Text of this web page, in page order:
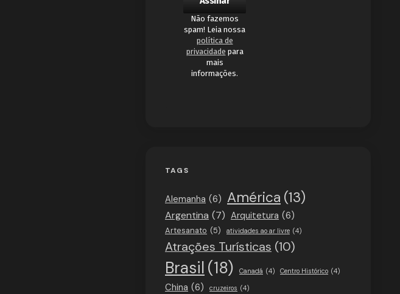
Não fazemos
spam! Leia nossa
política de
privacidade para
mais
informações.
TAGS
Alemanha (6) América (13)
Argentina (7) Arquitetura (6)
Artesanato (5) atividades ao ar livre (4)
Atrações Turísticas (10)
Brasil (18) Canadá (4) Centro Histórico (4)
China (6) cruzeiros (4)